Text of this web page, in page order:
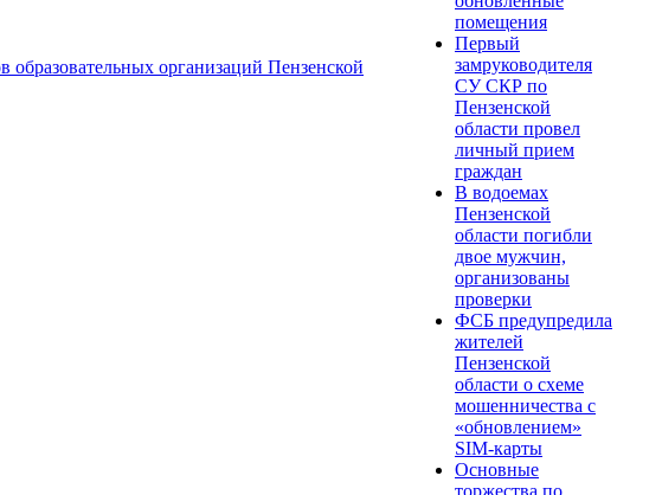
организаций Пензенской
помещения
Первый
замруководителя
СУ СКР по
Пензенской
области провел
личный прием
граждан
В водоемах
Пензенской
области погибли
двое мужчин,
организованы
проверки
ФСБ предупредила
жителей
Пензенской
области о схеме
мошенничества c
«обновлением»
SIM-карты
Основные
торжества по